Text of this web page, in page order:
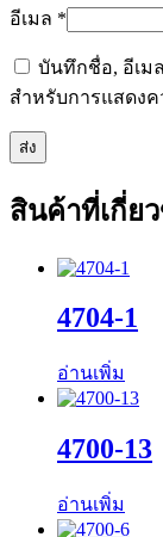
อีเมล *
บันทึกชื่อ, อีเม
สำหรับการแสดงค
สินค้าที่เกี่ย
4704-1
อ่านเพิ่ม
4700-13
อ่านเพิ่ม